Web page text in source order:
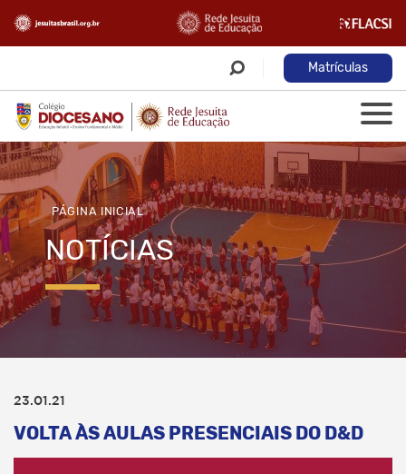
Matrículas
PÁGINA INICIAL
NOTÍCIAS
23.01.21
VOLTA ÀS AULAS PRESENCIAIS DO D&D